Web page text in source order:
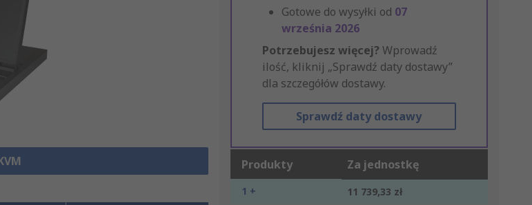
Gotowe do wysyłki od 07
września 2026
Potrzebujesz więcej? Wprowadź
ilość, kliknij „Sprawdź daty dostawy”
dla szczegółów dostawy.
Sprawdź daty dostawy
Produkty Za jednostkę
1 + 11 739,33 zł